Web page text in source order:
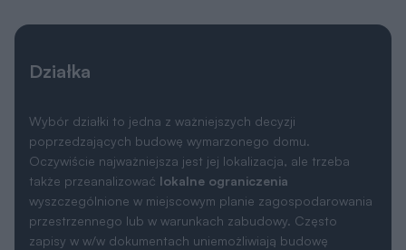
Działka
Wybór działki to jedna z ważniejszych decyzji
poprzedzających budowę wymarzonego domu.
Oczywiście najważniejsza jest jej lokalizacja, ale trzeba
także przeanalizować lokalne ograniczenia
wyszczególnione w miejscowym planie zagospodarowania
przestrzennego lub w warunkach zabudowy. Często
zapisy w w/w dokumentach uniemożliwiają budowę